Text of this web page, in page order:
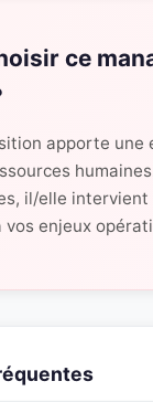
ce
apporte une
il/elle
vos enjeux